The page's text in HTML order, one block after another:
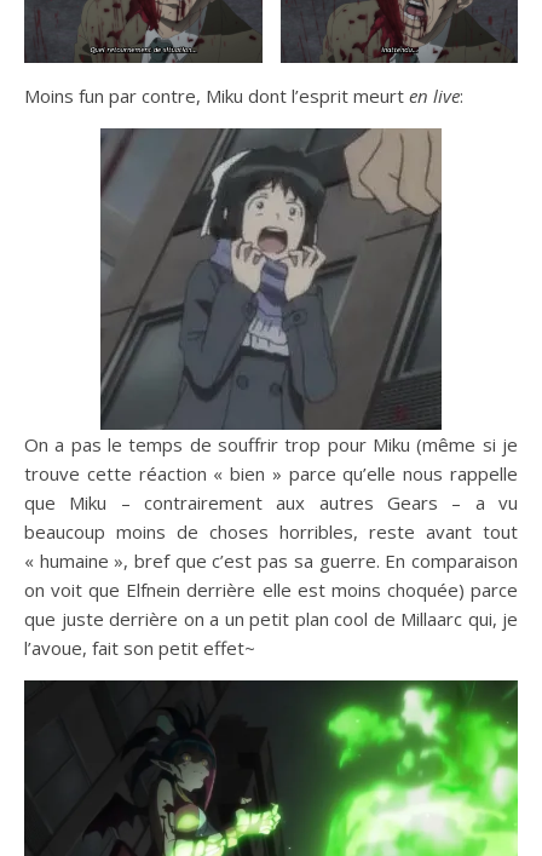
Moins fun par contre, Miku dont l’esprit meurt en live:
On a pas le temps de souffrir trop pour Miku (même si je
trouve cette réaction « bien » parce qu’elle nous rappelle
que Miku – contrairement aux autres Gears – a vu
beaucoup moins de choses horribles, reste avant tout
« humaine », bref que c’est pas sa guerre. En comparaison
on voit que Elfnein derrière elle est moins choquée) parce
que juste derrière on a un petit plan cool de Millaarc qui, je
l’avoue, fait son petit effet~